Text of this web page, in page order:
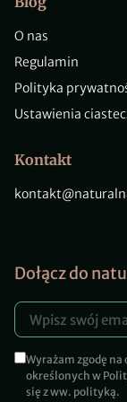
O nas
Regulamin
Polityka
Ustawienia
Kontakt
Dołącz do
Wyrażam zgodę
określonych w
się z ww. polityką.